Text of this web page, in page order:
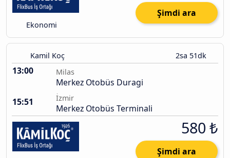
Ekonomi
Şimdi ara
Kamil Koç 2sa 51dk
13:00 Milas
Merkez Otobüs Duragi
15:51
İzmir
Merkez Otobüs Terminali
580 ₺
Şimdi ara